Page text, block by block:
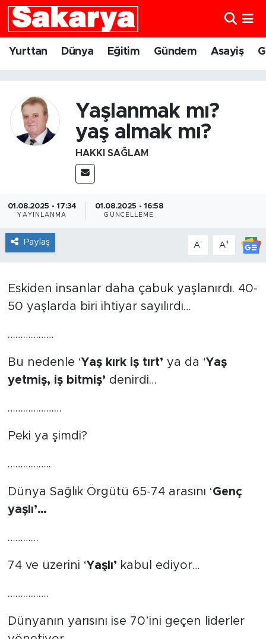
Yurttan Dünya Eğitim Gündem Asayiş
Yaşlanmak mı?
yaş almak mı?
HAKKI SAĞLAM
01.08.2025 - 17:34
YAYINLANMA
01.08.2025 - 16:58
GÜNCELLEME
Paylaş A- A+
Eskiden insanlar daha çabuk yaşlanırdı. 40-
50 yaşlarda biri ihtiyar sayılırdı…
………………
Bu nedenle ‘Yaş kırk iş tırt’ ya da ‘Yaş
yetmiş, iş bitmiş’ denirdi…
…………………
Peki ya şimdi?
……………..
Dünya Sağlık Örgütü 65-74 arasını ‘Genç
yaşlı’…
…………
74 ve üzerini ‘Yaşlı’ kabul ediyor…
…………….
Dünyanın yarısını ise 70’ini geçen liderler
Yurttan
Eğitim
Gündem
Eskişehirspor
Tarihçe
Foto Şaka
Teknoloji
Politika
Eskişehir Nöbetçi Eczaneler
Eskişehir Namaz Vakitleri
Eskişehir Trafik Yoğunluk Haritası
Süper Lig Puan Durumu ve Fikstür